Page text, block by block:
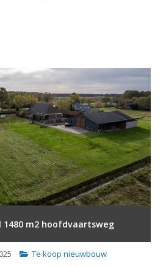
1480 m2 hoofdvaartsweg
Te koop nieuwbouw